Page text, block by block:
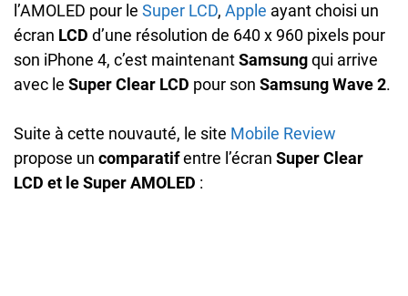
l’AMOLED pour le Super LCD, Apple ayant choisi un
écran LCD d’une résolution de 640 x 960 pixels pour
son iPhone 4, c’est maintenantSamsungqui arrive
avec le Super Clear LCD pour son Samsung Wave 2.
Suite à cette nouvauté, le site Mobile Review
propose un comparatifentre l’écran Super Clear
LCD et le Super AMOLED :